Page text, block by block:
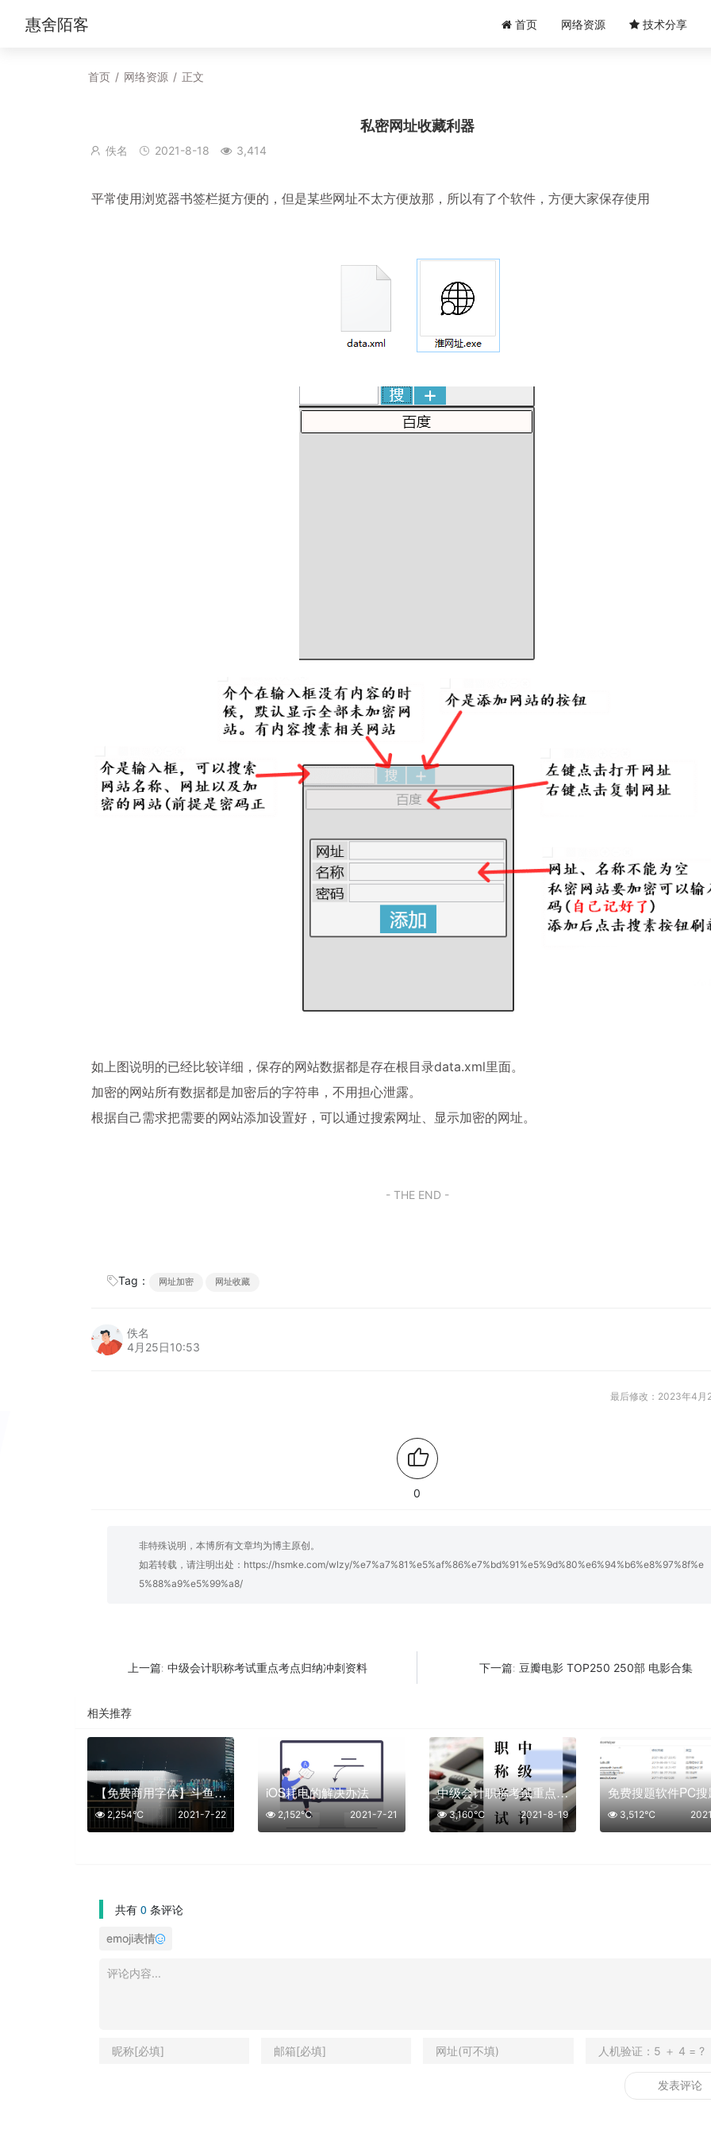
惠舍陌客 首页 网络资源 技术分享
首页 / 网络资源 / 正文
私密网址收藏利器
佚名 2021-8-18 3,414
平常使用浏览器书签栏挺方便的，但是某些网址不太方便放那，所以有了个软件，方便大家保存使用
如上图说明的已经比较详细，保存的网站数据都是存在根目录data.xml里面。
加密的网站所有数据都是加密后的字符串，不用担心泄露。
根据自己需求把需要的网站添加设置好，可以通过搜索网址、显示加密的网址。
- THE END -
Tag： 网址加密 网址收藏
佚名
4月25日10:53
最后修改：2023年4月
0
非特殊说明，本博所有文章均为博主原创。
如若转载，请注明出处： https://hsmke.com/wlzy/%e7%a7%81%e5%af%86%e7%bd%91%e5%9d%80%e6%94%b6%e8%97%8f%e
5%88%a9%e5%99%a8/
上一篇: 中级会计职称考试重点考点归纳冲刺资料 下一篇: 豆瓣电影 TOP250 250部 电影合集
相关推荐
【免费商用字体】斗鱼推出“斗鱼追光体” 可免费商用
2021-7-22
2,254℃
iOS耗电的解决办法
2021-7-21
2,152℃
中级会计职称考试重点考点归纳冲刺资料
2021-8-19
3,160℃ 3,512℃
共有 0 条评论
emoji表情